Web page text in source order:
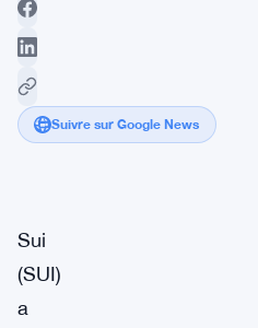
Suivre sur Google News
Sui
(SUI)
a